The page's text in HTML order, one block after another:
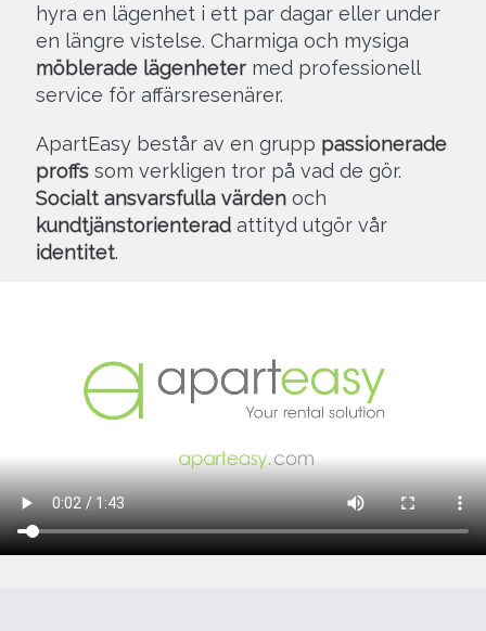
hyra en lägenhet i ett par dagar eller under
en längre vistelse. Charmiga och mysiga
möblerade lägenhetermed professionell
service för affärsresenärer.
ApartEasy består av en grupp passionerade
proffssom verkligen tror på vad de gör.
Socialt ansvarsfulla värdenoch
kundtjänstorienteradattityd utgör vår
identitet.